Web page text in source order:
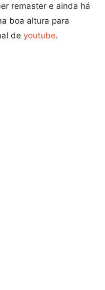
remaster e ainda há
boa altura para
de youtube.